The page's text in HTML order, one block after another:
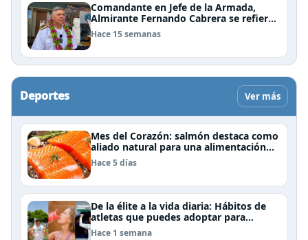
Comandante en Jefe de la Armada,
Almirante Fernando Cabrera se refiere
al trabajo que realiza la Armada en
Rapa Nui
Hace 15 semanas
Deportes Ver más
Mes del Corazón: salmón destaca como
aliado natural para una alimentación
rica en Omega-3
Hace 5 días
De la élite a la vida diaria: Hábitos de
atletas que puedes adoptar para
mejorar tu rendimiento físico
Hace 1 semana